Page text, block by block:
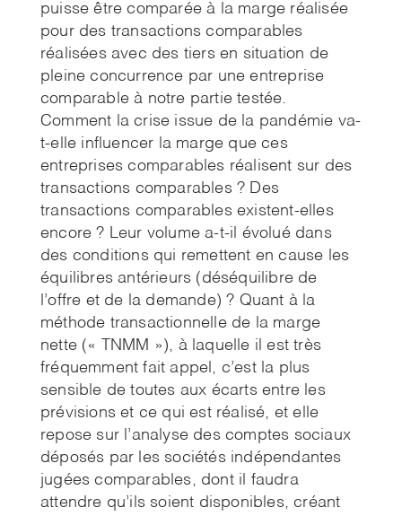
puisse être comparée à la marge réalisée
pour des transactions comparables
réalisées avec des tiers en situation de
pleine concurrence par une entreprise
comparable à notre partie testée.
Comment la crise issue de la pandémie va-
t-elle influencer la marge que ces
entreprises comparables réalisent sur des
transactions comparables ? Des
transactions comparables existent-elles
encore ? Leur volume a-t-il évolué dans
des conditions qui remettent en cause les
équilibres antérieurs (déséquilibre de
l’offre et de la demande) ? Quant à la
méthode transactionnelle de la marge
nette (« TNMM »), à laquelle il est très
fréquemment fait appel, c’est la plus
sensible de toutes aux écarts entre les
prévisions et ce qui est réalisé, et elle
repose sur l’analyse des comptes sociaux
déposés par les sociétés indépendantes
jugées comparables, dont il faudra
attendre qu’ils soient disponibles, créant